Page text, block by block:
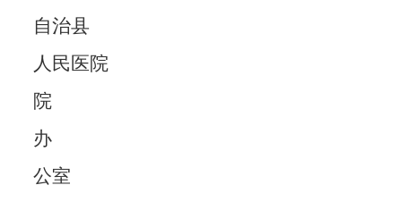
自治县
人民医院
院
办
公室